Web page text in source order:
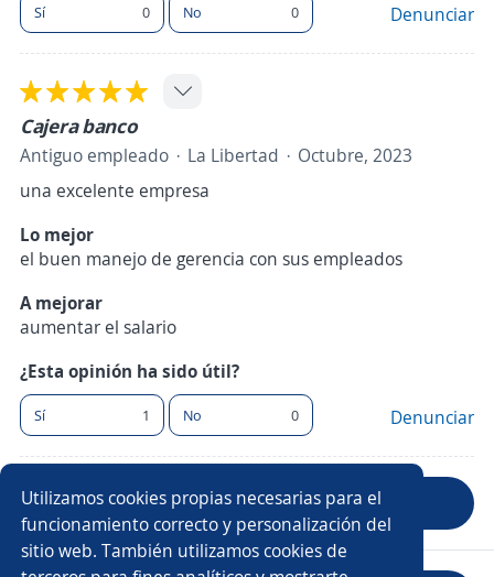
Utilizamos cookies propias necesarias para el
funcionamiento correcto y personalización del
sitio web. También utilizamos cookies de
Sí 0 No 0 Denunciar
Cajera banco
Antiguo empleado La Libertad
Octubre, 2023
una excelente empresa
Lo mejor
el buen manejo de gerencia con sus empleados
A mejorar
aumentar el salario
¿Esta opinión ha sido útil?
Sí 1 No 0 Denunciar
Anterior Siguiente